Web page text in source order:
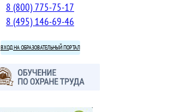
8 (800) 775-75-17
8 (495) 146-69-46
ВХОД НА ОБРАЗОВАТЕЛЬНЫЙ ПОРТАЛ